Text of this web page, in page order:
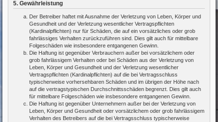
5. Gewährleistung
Der Betreiber haftet mit Ausnahme der Verletzung von Leben, Körper und
Gesundheit und der Verletzung wesentlicher Vertragspflichten
(Kardinalpflichten) nur für Schäden, die auf ein vorsätzliches oder grob
fahrlässiges Verhalten zurückzuführen sind. Dies gilt auch für mittelbare
Folgeschäden wie insbesondere entgangenen Gewinn.
Die Haftung ist gegenüber Verbrauchern außer bei vorsätzlichem oder
grob fahrlässigem Verhalten oder bei Schäden aus der Verletzung von
Leben, Körper und Gesundheit und der Verletzung wesentlicher
Vertragspflichten (Kardinalpflichten) auf die bei Vertragsschluss
typischerweise vorhersehbaren Schäden und im übrigen der Höhe nach
auf die vertragstypischen Durchschnittsschäden begrenzt. Dies gilt auch
für mittelbare Folgeschäden wie insbesondere entgangenen Gewinn.
Die Haftung ist gegenüber Unternehmern außer bei der Verletzung von
Leben, Körper und Gesundheit oder vorsätzlichem oder grob fahrlässigem
Verhalten des Betreibers auf die bei Vertragsschluss typischerweise